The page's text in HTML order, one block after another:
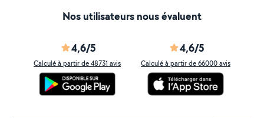
Nos utilisateurs nous évaluent
4,6/5
Calculé à partir de 48731 avis
4,6/5
Calculé à partir de 66000 avis